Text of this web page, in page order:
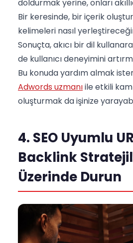
doldurmak yerine, onları
Bir keresinde, bir içerik
kelimeleri nasıl
Sonuçta, akıcı bir dil
de kullanıcı deneyimini
Bu konuda yardım almak
Adwords uzmanıile etkili
oluşturmak da işinize
4. SEO Uyumlu
Backlink
Üzerinde Durun